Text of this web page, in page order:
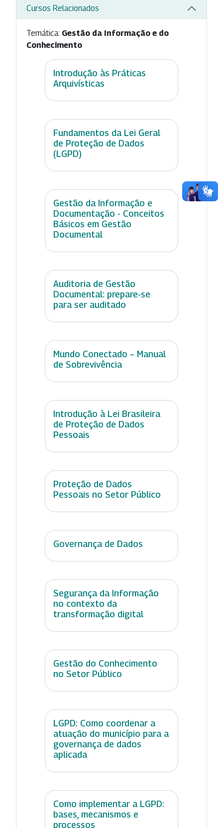
Cursos Relacionados
Temática: Gestão da Informação e do
Conhecimento
Introdução às Práticas
Arquivísticas
Fundamentos da Lei Geral
de Proteção de Dados
(LGPD)
Gestão da Informação e
Documentação - Conceitos
Básicos em Gestão
Documental
Auditoria de Gestão
Documental: prepare-se
para ser auditado
Mundo Conectado – Manual
de Sobrevivência
Introdução à Lei Brasileira
de Proteção de Dados
Pessoais
Proteção de Dados
Pessoais no Setor Público
Governança de Dados
Segurança da Informação
no contexto da
transformação digital
Gestão do Conhecimento
no Setor Público
LGPD: Como coordenar a
atuação do município para a
governança de dados
aplicada
Como implementar a LGPD:
bases, mecanismos e
processos